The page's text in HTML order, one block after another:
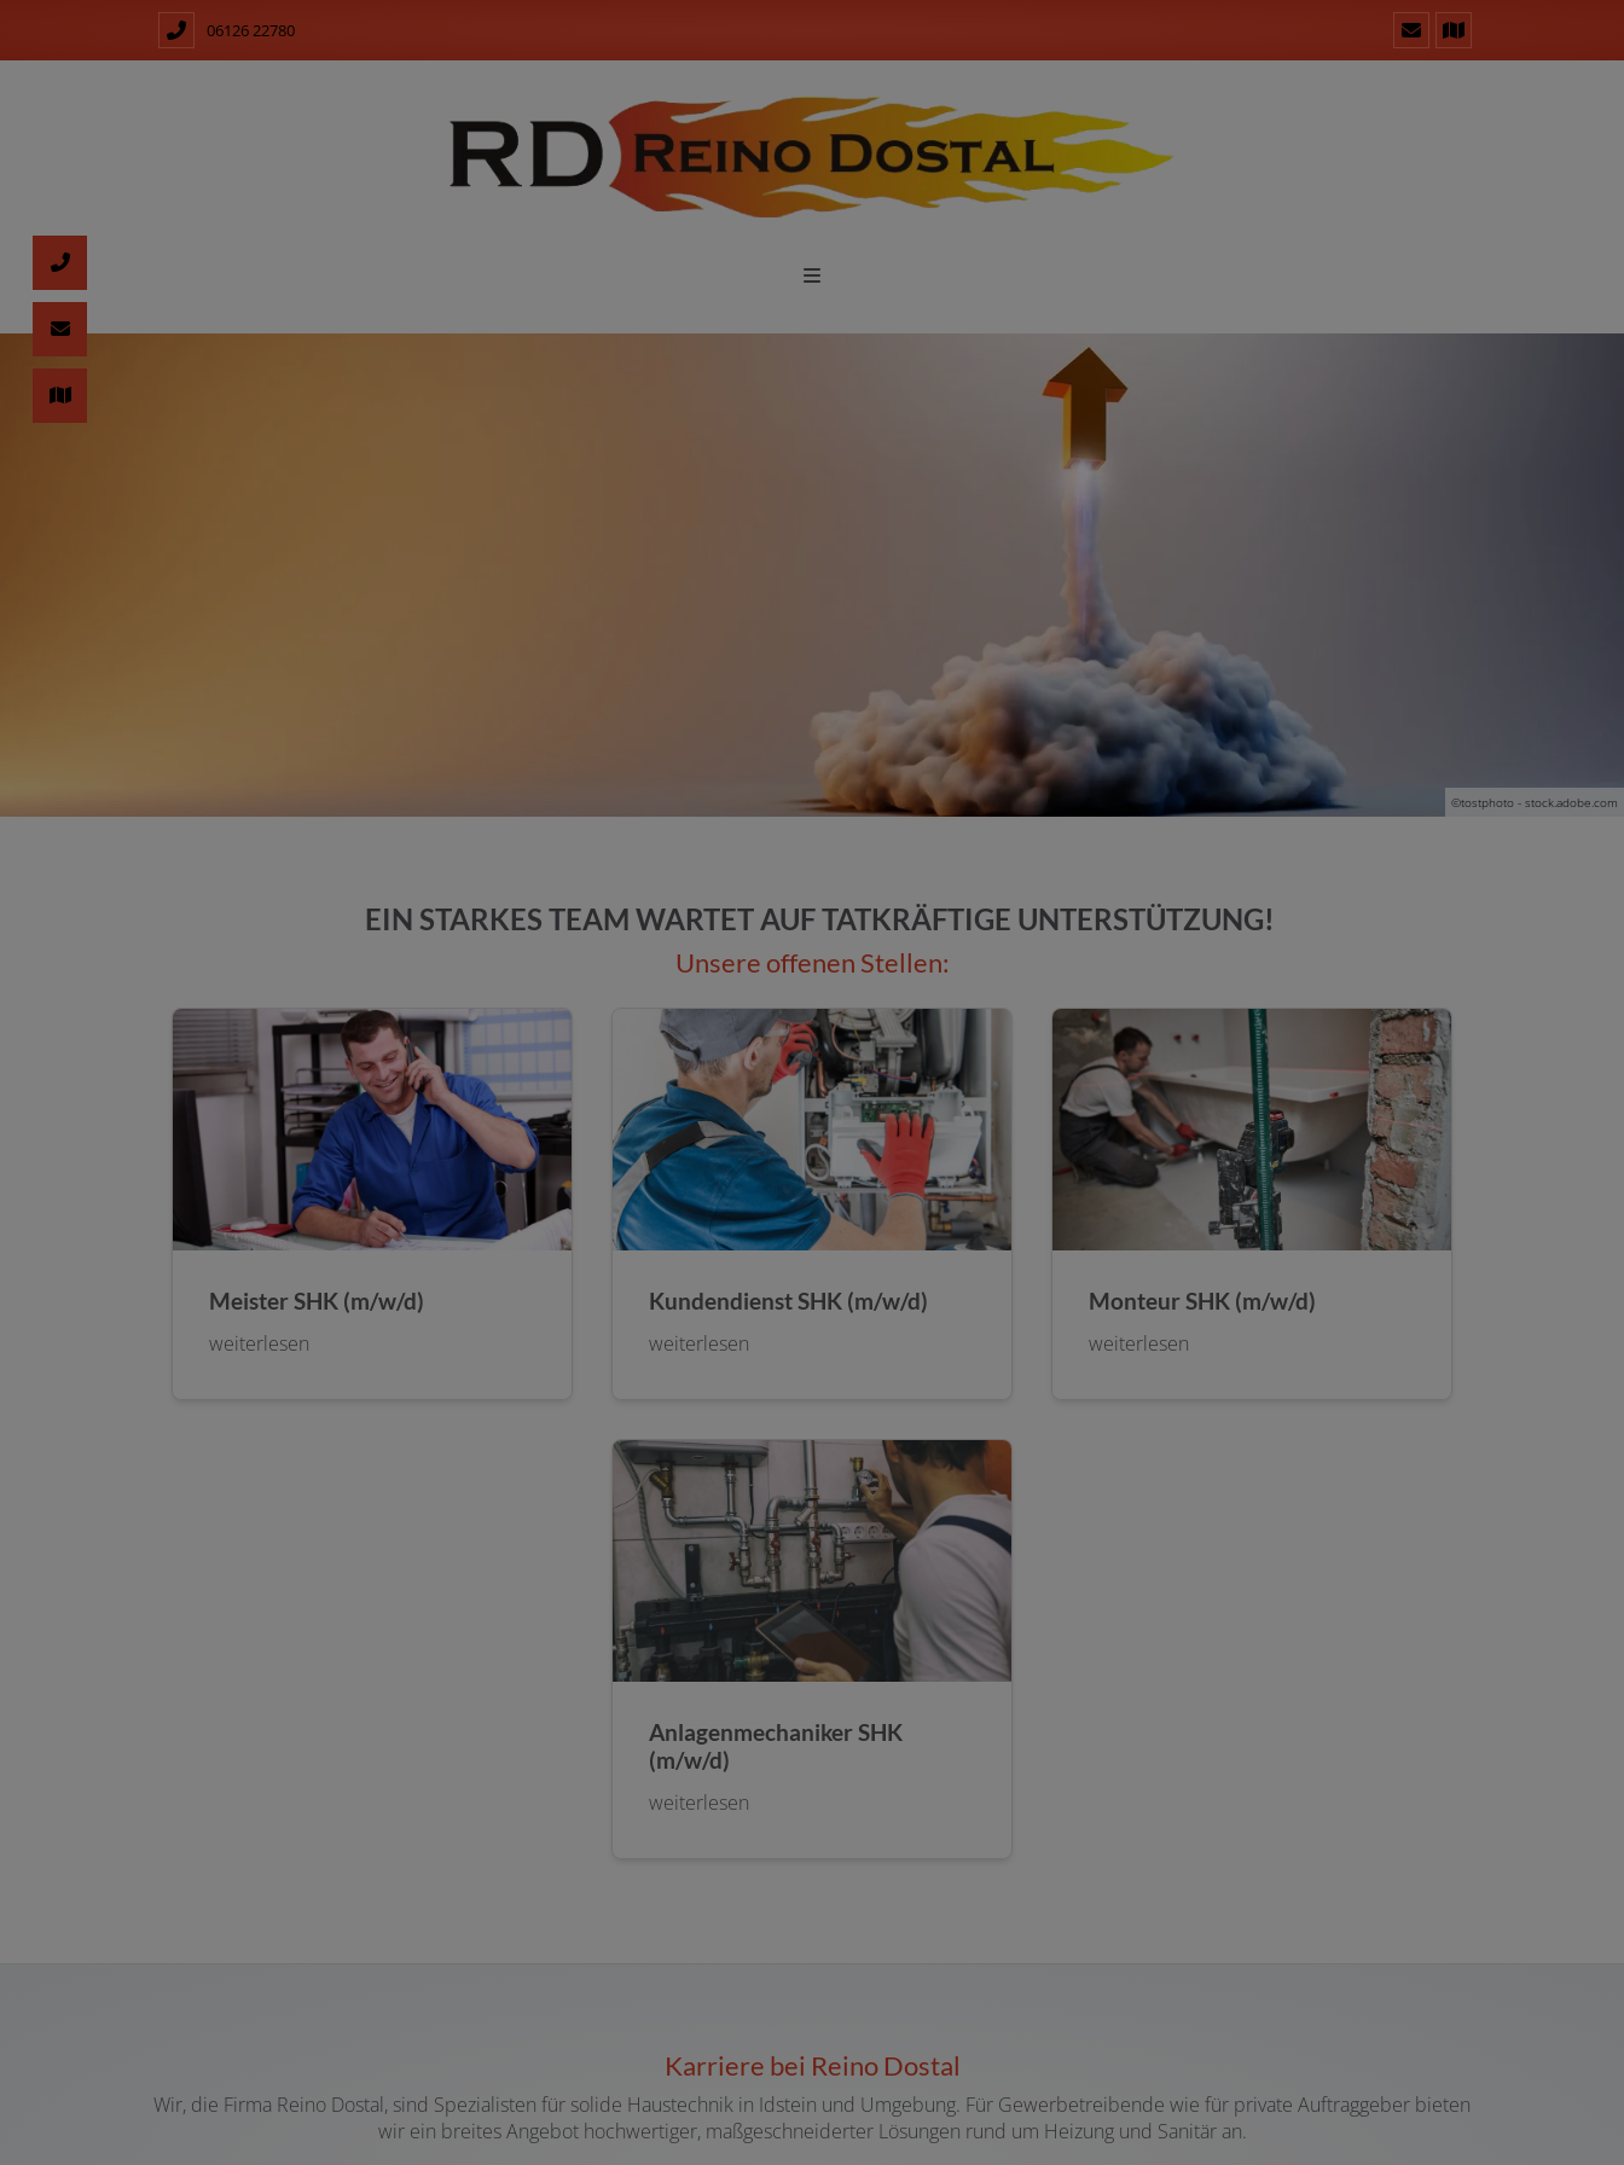
06126 22780
©tostphoto - stock.adobe.com
EIN STARKES TEAM WARTET AUF TATKRÄFTIGE UNTERSTÜTZUNG!
Unsere offenen Stellen:
Meister SHK (m/w/d)
weiterlesen
Kundendienst SHK (m/w/d)
weiterlesen
Monteur SHK (m/w/d)
weiterlesen
Anlagenmechaniker SHK
(m/w/d)
weiterlesen
Karriere bei Reino Dostal
Wir, die Firma Reino Dostal, sind Spezialisten für solide Haustechnik in Idstein und Umgebung. Für Gewerbetreibende wie für private Auftraggeber bieten
wir ein breites Angebot hochwertiger, maßgeschneiderter Lösungen rund um Heizung und Sanitär an.